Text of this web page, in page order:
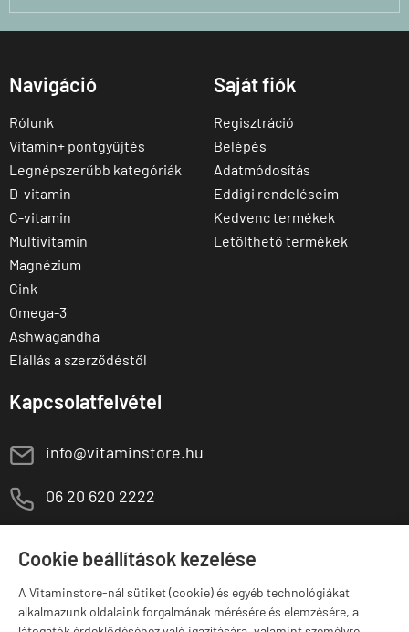
Cookie beállítások kezelése
A Vitaminstore-nál sütiket (cookie) és egyéb technológiákat
alkalmazunk oldalaink forgalmának mérésére és elemzésére, a
Navigáció
Rólunk
Vitamin+ pontgyűjtés
Legnépszerűbb kategóriák
D-vitamin
C-vitamin
Multivitamin
Magnézium
Cink
Omega-3
Ashwagandha
Elállás a szerződéstől
Saját fiók
Regisztráció
Belépés
Adatmódosítás
Eddigi rendeléseim
Kedvenc termékek
Letölthető termékek
Kapcsolatfelvétel
E info@vitaminstore.hu
M 06 20 620 2222
Szugló u. 83-85.
Márkák